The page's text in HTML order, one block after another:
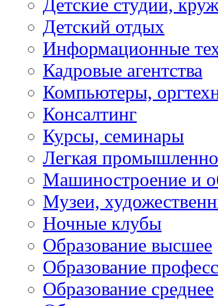
Детские студии,
Детский отдых
Информационные
Кадровые агентства
Компьютеры,
Консалтинг
Курсы, семинары
Легкая
Машиностроение и
Музеи,
Ночные клубы
Образование высшее
Образование
Образование среднее